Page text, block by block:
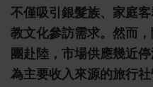
不僅吸引銀髮族、家庭
教文化參訪需求。然而
團赴陸，市場供應幾近
為主要收入來源的旅行社